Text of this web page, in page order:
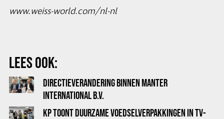
www.weiss-world.com/nl-nl
LEES OOK:
DIRECTIEVERANDERING BINNEN MANTER
INTERNATIONAL B.V.
KP TOONT DUURZAME VOEDSELVERPAKKINGEN IN TV-